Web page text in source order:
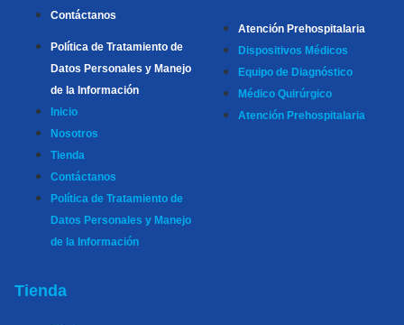
Contáctanos
Política de Tratamiento de
Datos Personales y Manejo
de la Información
Inicio
Nosotros
Tienda
Contáctanos
Política de Tratamiento de
Datos Personales y Manejo
de la Información
Atención Prehospitalaria
Dispositivos Médicos
Equipo de Diagnóstico
Médico Quirúrgico
Atención Prehospitalaria
Tienda